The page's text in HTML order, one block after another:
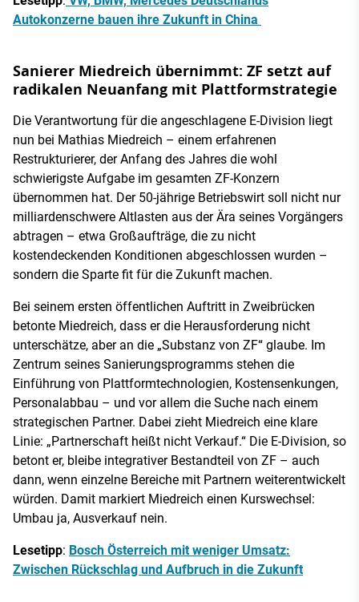
Autokonzerne bauen ihre Zukunft in China
Sanierer Miedreich übernimmt: ZF setzt auf
radikalen Neuanfang mit Plattformstrategie
Die Verantwortung für die angeschlagene E-Division liegt
nun bei Mathias Miedreich – einem erfahrenen
Restrukturierer, der Anfang des Jahres die wohl
schwierigste Aufgabe im gesamten ZF-Konzern
übernommen hat. Der 50-jährige Betriebswirt soll nicht nur
milliardenschwere Altlasten aus der Ära seines Vorgängers
abtragen – etwa Großaufträge, die zu nicht
kostendeckenden Konditionen abgeschlossen wurden –
sondern die Sparte fit für die Zukunft machen.
Bei seinem ersten öffentlichen Auftritt in Zweibrücken
betonte Miedreich, dass er die Herausforderung nicht
unterschätze, aber an die „Substanz von ZF“ glaube. Im
Zentrum seines Sanierungsprogramms stehen die
Einführung von Plattformtechnologien, Kostensenkungen,
Personalabbau – und vor allem die Suche nach einem
strategischen Partner. Dabei zieht Miedreich eine klare
Linie: „Partnerschaft heißt nicht Verkauf.“ Die E-Division, so
betont er, bleibe integrativer Bestandteil von ZF – auch
dann, wenn einzelne Bereiche mit Partnern weiterentwickelt
würden. Damit markiert Miedreich einen Kurswechsel:
Umbau ja, Ausverkauf nein.
Lesetipp: Bosch Österreich mit weniger Umsatz:
Zwischen Rückschlag und Aufbruch in die Zukunft